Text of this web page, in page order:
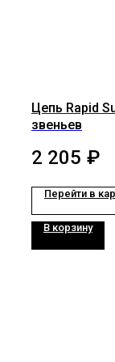
Цепь Rapid
звеньев
2 205 ₽
Перейти в
В корзину